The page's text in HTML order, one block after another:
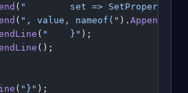
( "        set =>
( ", value, nameof(" ). Append
( "    }" );
();
( "}" );